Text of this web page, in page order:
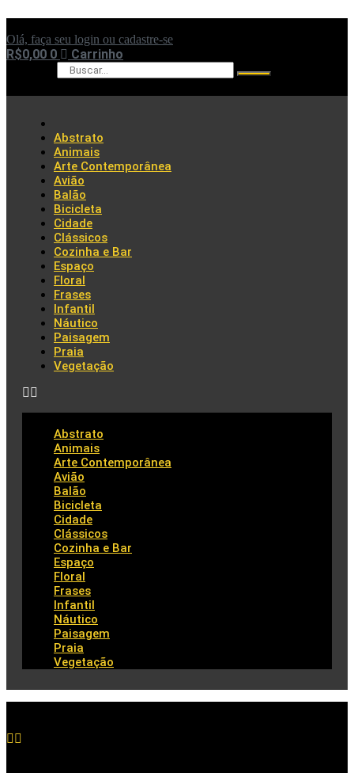
o
conteúdo
Olá, faça seu login ou cadastre-se
R$0,00 0 Carrinho
Abstrato
Animais
Arte Contemporânea
Avião
Balão
Bicicleta
Cidade
Clássicos
Cozinha e Bar
Espaço
Floral
Frases
Infantil
Náutico
Paisagem
Praia
Vegetação
Abstrato
Animais
Arte Contemporânea
Avião
Balão
Bicicleta
Cidade
Clássicos
Cozinha e Bar
Espaço
Floral
Frases
Infantil
Náutico
Paisagem
Praia
Vegetação